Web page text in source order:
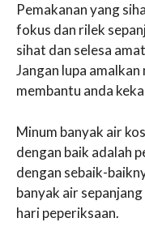
Pemakanan yang
fokus dan rilek
sihat dan selesa
Jangan lupa
membantu anda
Minum banyak air
dengan baik adalah
dengan sebaik-
banyak air
hari peperiksaan.